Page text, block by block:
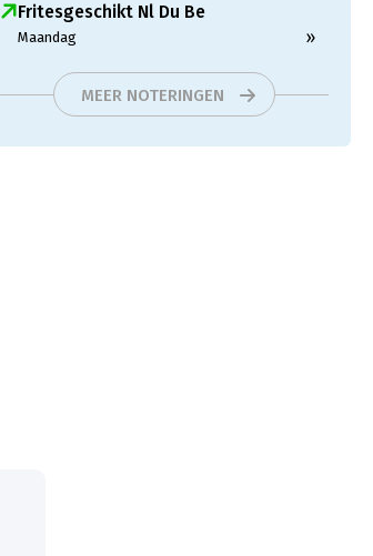
Fritesgeschikt Nl Du Be
Maandag »
MEER NOTERINGEN